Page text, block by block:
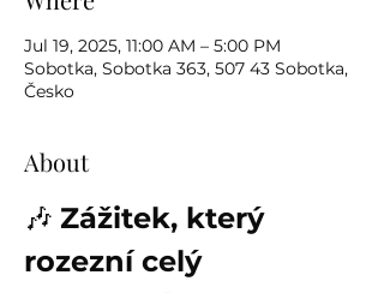
Jul 19, 2025, 11:00 AM – 5:00 PM
Sobotka, Sobotka 363, 507 43 Sobotka,
Česko
About
🎶 Zážitek, který
rozezní celý